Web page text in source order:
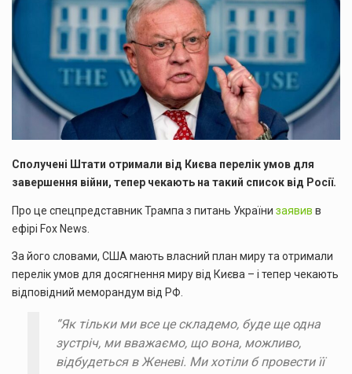
Сполучені Штати отримали від Києва перелік умов для
завершення війни, тепер чекають на такий список від Росії.
Про це спецпредставник Трампа з питань України заявив в
ефірі Fox News.
За його словами, США мають власний план миру та отримали
перелік умов для досягнення миру від Києва – і тепер чекають
відповідний меморандум від РФ.
“Як тільки ми все це складемо, буде ще одна
зустріч, ми вважаємо, що вона, можливо,
відбудеться в Женеві. Ми хотіли б провести її